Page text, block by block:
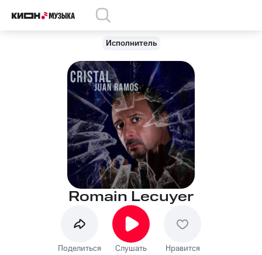
Исполнитель
Romain Lecuyer
Поделиться Слушать Нравится